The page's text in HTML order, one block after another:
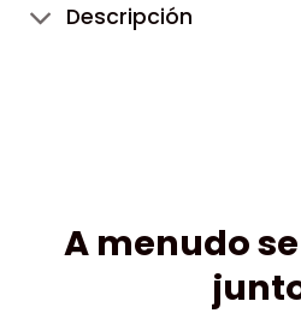
Descripción
A menudo